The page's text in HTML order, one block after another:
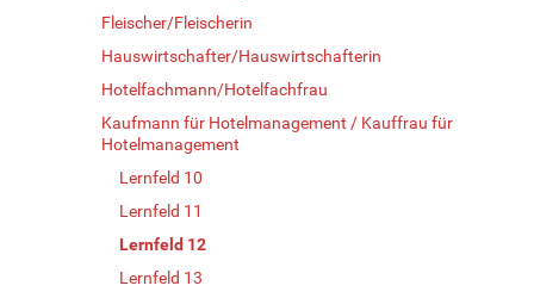
Fleischer/Fleischerin
Hauswirtschafter/Hauswirtschafterin
Hotelfachmann/Hotelfachfrau
Kaufmann für Hotelmanagement / Kauffrau für
Hotelmanagement
Lernfeld 10
Lernfeld 11
Lernfeld 12
Lernfeld 13